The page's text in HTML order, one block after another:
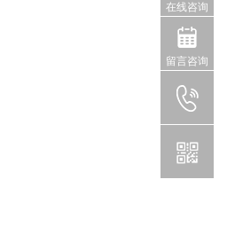
在线咨询
留言咨询